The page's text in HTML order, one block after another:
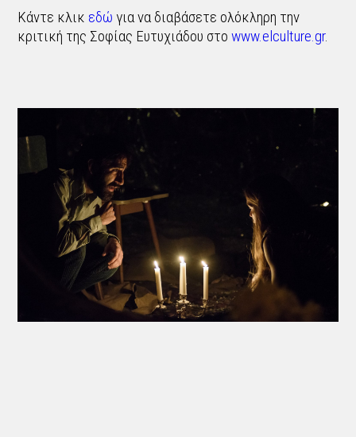
Κάντε κλικ εδώ για να διαβάσετε ολόκληρη την
κριτική της Σοφίας Ευτυχιάδου στοwww.elculture.gr.